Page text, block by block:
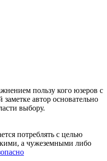
пользу кого юзеров с
автор основательно
выбору.
потреблять с целью
а чужеземными либо